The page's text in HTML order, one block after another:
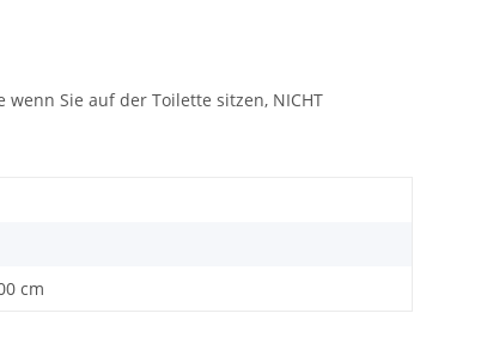
Sie auf der Toilette sitzen, NICHT
cm